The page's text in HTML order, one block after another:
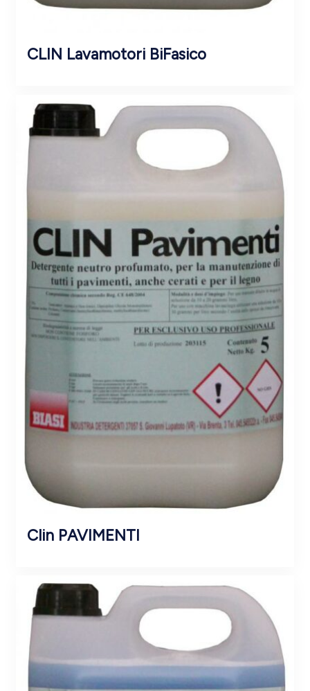
CLIN Lavamotori BiFasico
Clin PAVIMENTI